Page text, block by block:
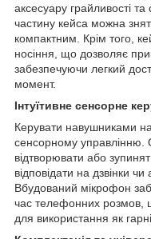
аксесуару грайливості
частину кейса можна
компактним. Крім того,
носіння, що дозволяє
забезпечуючи легкий
момент.
Інтуїтивне сенсорне
Керувати навушниками
сенсорному
відтворювати або
відповідати на дзвінки
Вбудований мікрофон
час телефонних розмов,
для використання як